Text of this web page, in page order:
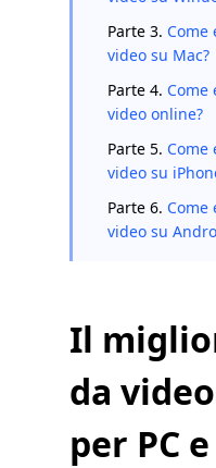
Parte 3. Come
video su Mac?
Parte 4. Come
video online?
Parte 5. Come
video su
Parte 6. Come
video su
Il
da
per PC